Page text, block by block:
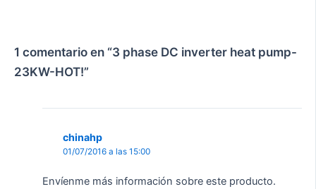
1 comentario en “3 phase DC inverter heat pump-
23KW-HOT!”
chinahp
01/07/2016 a las 15:00
Envíenme más información sobre este producto.